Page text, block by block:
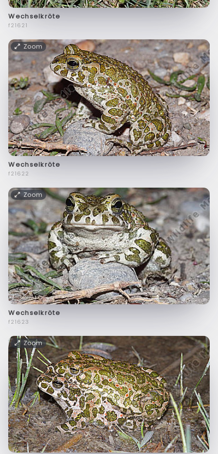
Wechselkröte
f21621
Zoom
Wechselkröte
f21622
Zoom
Wechselkröte
f21623
Zoom